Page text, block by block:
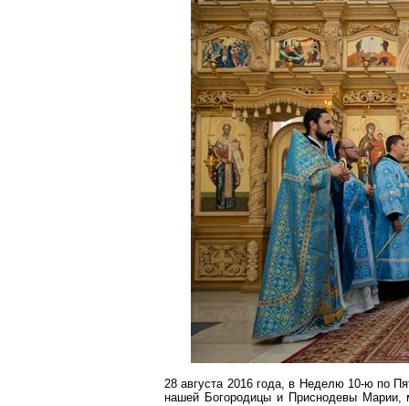
28 августа 2016 года, в Неделю 10-ю по
нашей Богородицы и Приснодевы Марии,